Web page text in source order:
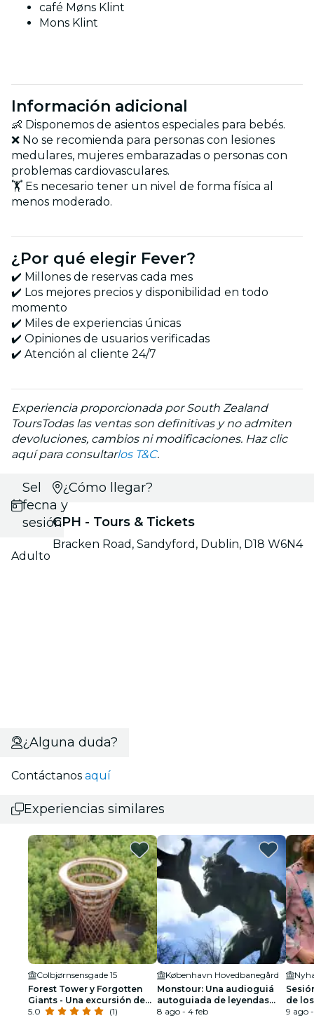
café Møns Klint
Mons Klint
Información adicional
👶 Disponemos de asientos especiales para bebés.
❌ No se recomienda para personas con lesiones
medulares, mujeres embarazadas o personas con
problemas cardiovasculares.
🏋️ Es necesario tener un nivel de forma física al
menos moderado.
¿Por qué elegir Fever?
✔️ Millones de reservas cada mes
✔️ Los mejores precios y disponibilidad en todo
momento
✔️ Miles de experiencias únicas
✔️ Opiniones de usuarios verificadas
✔️ Atención al cliente 24/7
Experiencia proporcionada por South Zealand
ToursTodas las ventas son definitivas y no admiten
devoluciones, cambios ni modificaciones. Haz clic
aquí para consultarlos T&C.
Selecciona
fecha y
sesión
Adulto
¿Cómo llegar?
CPH - Tours & Tickets
Bracken Road, Sandyford, Dublin, D18 W6N4
¿Alguna duda?
Contáctanos aquí
Experiencias similares
Colbjørnsensgade 15
Forest Tower y Forgotten
Giants - Una excursión de
un día desde Copenhague
5.0
(1)
København Hovedbanegård
Monstour: Una audioguiá
autoguiada de leyendas
folclóricas danesas
8 ago - 4 feb
de
9 ago